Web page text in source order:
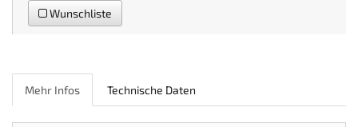
Wunschliste
Mehr Infos Technische Daten